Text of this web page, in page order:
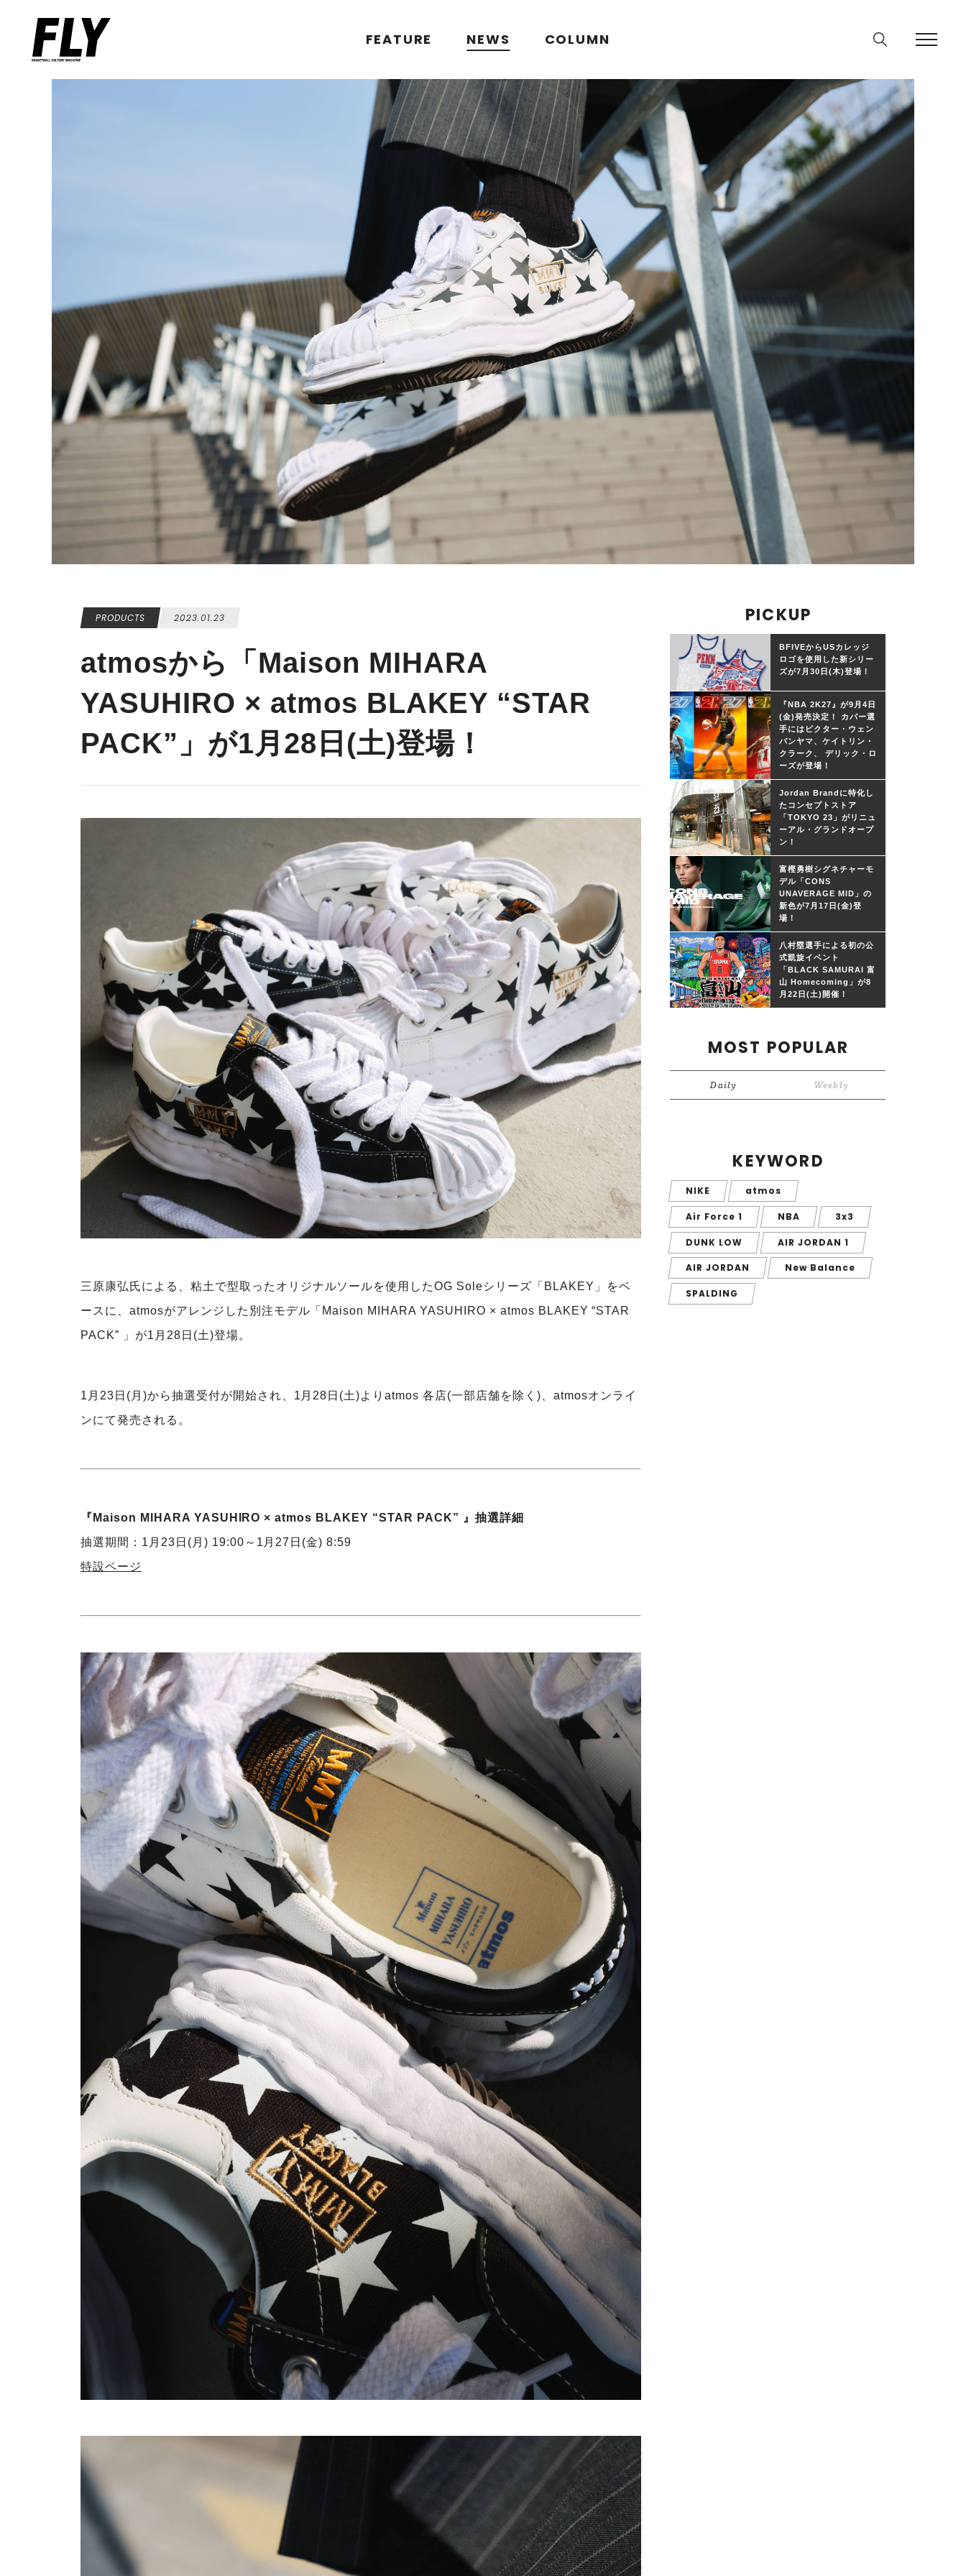
FEATURE NEWS COLUMN
PRODUCTS 2023.01.23
atmosから「Maison MIHARA
YASUHIRO × atmos BLAKEY “STAR
PACK”」が1月28日(土)登場！
三原康弘氏による、粘土で型取ったオリジナルソールを使用したOG Soleシリーズ「BLAKEY」をベ
ースに、atmosがアレンジした別注モデル「Maison MIHARA YASUHIRO × atmos BLAKEY “STAR
PACK” 」が1月28日(土)登場。
1月23日(月)から抽選受付が開始され、1月28日(土)よりatmos 各店(一部店舗を除く)、atmosオンライ
ンにて発売される。
『Maison MIHARA YASUHIRO × atmos BLAKEY “STAR PACK” 』抽選詳細
抽選期間：1月23日(月) 19:00～1月27日(金) 8:59
特設ページ
PICKUP
BFIVEからUSカレッジ
ロゴを使用した新シリー
ズが7月30日(木)登場！
『NBA 2K27』が9月4日
(金)発売決定！ カバー選
手にはビクター・ウェン
バンヤマ、ケイトリン・
クラーク、 デリック・ロ
ーズが登場！
Jordan Brandに特化し
たコンセプトストア
「TOKYO 23」がリニュ
ーアル・グランドオープ
ン！
富樫勇樹シグネチャーモ
デル「CONS
UNAVERAGE MID」の
新色が7月17日(金)登
場！
八村塁選手による初の公
式凱旋イベント
「BLACK SAMURAI 富
山 Homecoming」が8
月22日(土)開催！
MOST POPULAR
Daily Weekly
KEYWORD
NIKE atmos
Air Force 1 NBA 3x3
DUNK LOW AIR JORDAN 1
AIR JORDAN New Balance
SPALDING